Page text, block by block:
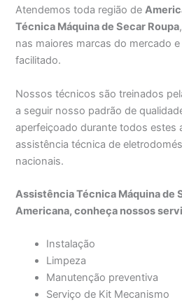
Atendemos toda região de
Técnica Máquina de Secar Roupa
nas maiores marcas do mercado
facilitado.
Nossos técnicos são treinados
a seguir nosso padrão de
aperfeiçoado durante todos estes
assistência técnica de
nacionais.
Assistência Técnica Máquina de
Americana, conheça nossos
Instalação
Limpeza
Manutenção preventiva
Serviço de Kit Mecanismo